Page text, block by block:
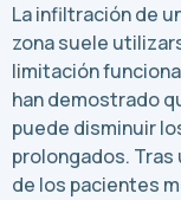
La infiltración de
zona suele
limitación
han demostrado
puede disminuir
prolongados.
de los pacientes